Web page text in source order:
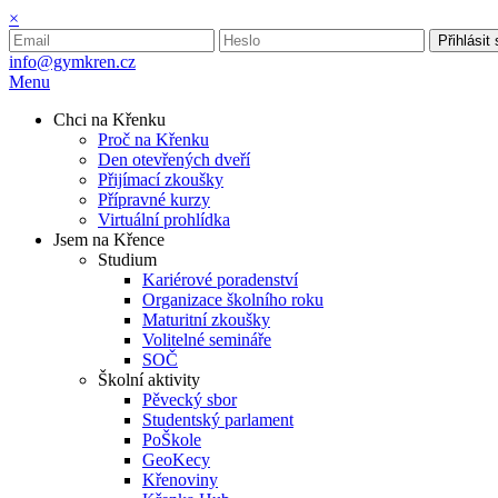
×
Přihlásit
info@gymkren.cz
Menu
Chci na Křenku
Proč na Křenku
Den otevřených dveří
Přijímací zkoušky
Přípravné kurzy
Virtuální prohlídka
Jsem na Křence
Studium
Kariérové poradenství
Organizace školního roku
Maturitní zkoušky
Volitelné semináře
SOČ
Školní aktivity
Pěvecký sbor
Studentský parlament
PoŠkole
GeoKecy
Křenoviny